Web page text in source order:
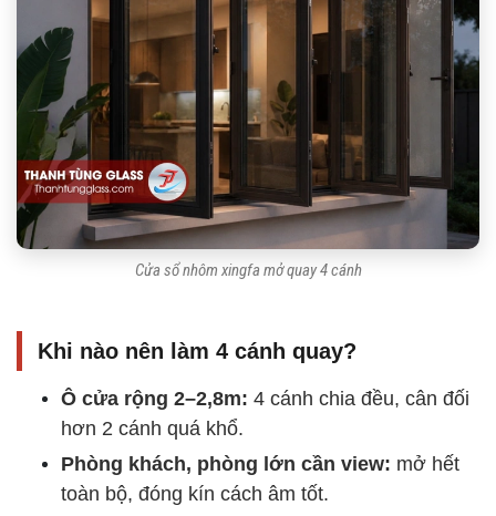
Cửa sổ nhôm xingfa mở quay 4 cánh
Khi nào nên làm 4 cánh quay?
Ô cửa rộng 2–2,8m: 4 cánh chia đều, cân đối
hơn 2 cánh quá khổ.
Phòng khách, phòng lớn cần view: mở hết
toàn bộ, đóng kín cách âm tốt.